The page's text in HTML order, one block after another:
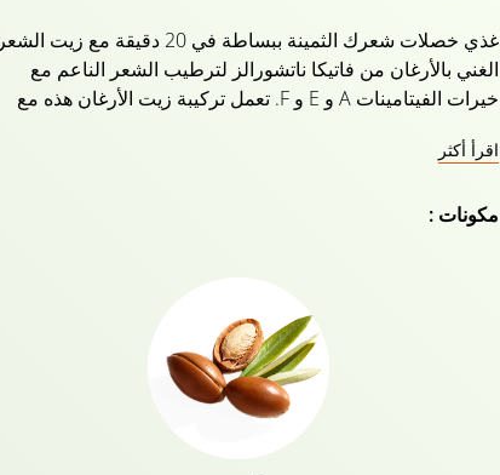
غذي خصلات شعرك الثمينة ببساطة في 20 دقيقة مع زيت الشعر
الغني بالأرغان من فاتيكا ناتشورالز لترطيب الشعر الناعم مع
خيرات الفيتامينات A و E و F. تعمل تركيبة زيت الأرغان هذه مع
والمجعد مما يمنح اللمعان والقوة التي تحتاجها! يمنح زيت أرغان
المتألق. إنه المنتج النهائي للتصفيف واللمسات النهائية لشعر صحي
ملمس. قومي بتقوية شعرك من الجذور إلى الأطراف مع زيت
فاتيكا ناتشورالز للشعر الغني بالأرغان بالفيتامينات النابضة بالحياة!
اقرأ أكثر
مكونات :